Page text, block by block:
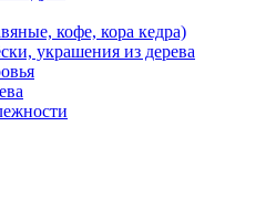
кофе, кора кедра)
украшения из дерева